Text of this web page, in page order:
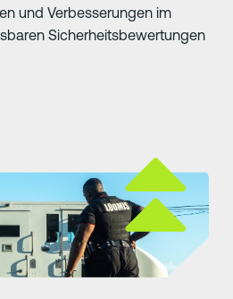
und Verbesserungen im
Sicherheitsbewertungen